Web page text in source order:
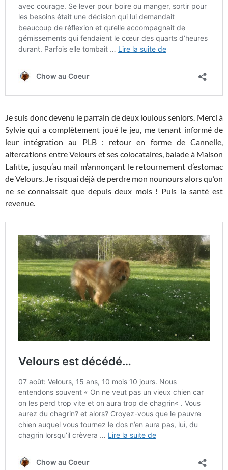
Je suis donc devenu le parrain de deux loulous seniors. Merci à
Sylvie qui a complètement joué le jeu, me tenant informé de
leur intégration au PLB : retour en forme de Cannelle,
altercations entre Velours et ses colocataires, balade à Maison
Lafitte, jusqu’au mail m’annonçant le retournement d’estomac
de Velours. Je risquai déjà de perdre mon nounours alors qu’on
ne se connaissait que depuis deux mois ! Puis la santé est
revenue.